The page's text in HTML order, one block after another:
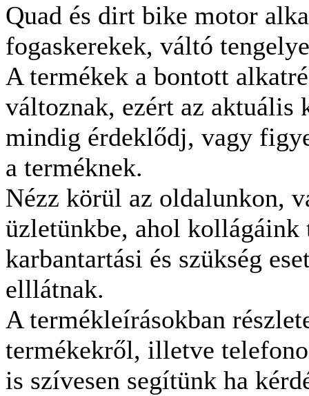
Quad és dirt bike motor
fogaskerekek, váltó
A termékek a bontott
változnak, ezért az aktuális
mindig érdeklődj, vagy
a terméknek.
Nézz körül az oldalunkon,
üzletünkbe, ahol kollágáink
karbantartási és szükség
elllátnak.
A termékleírásokban
termékekről, illetve
is szívesen segítünk ha